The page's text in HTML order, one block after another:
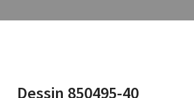
Dessin 850495-40